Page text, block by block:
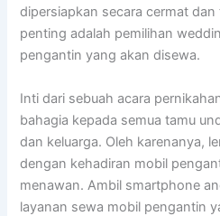
dipersiapkan secara cermat
penting adalah pemilihan
pengantin yang akan disewa.
Inti dari sebuah acara
bahagia kepada semua tamu
dan keluarga. Oleh karenanya,
dengan kehadiran mobil
menawan. Ambil smartphone
layanan sewa mobil pengantin